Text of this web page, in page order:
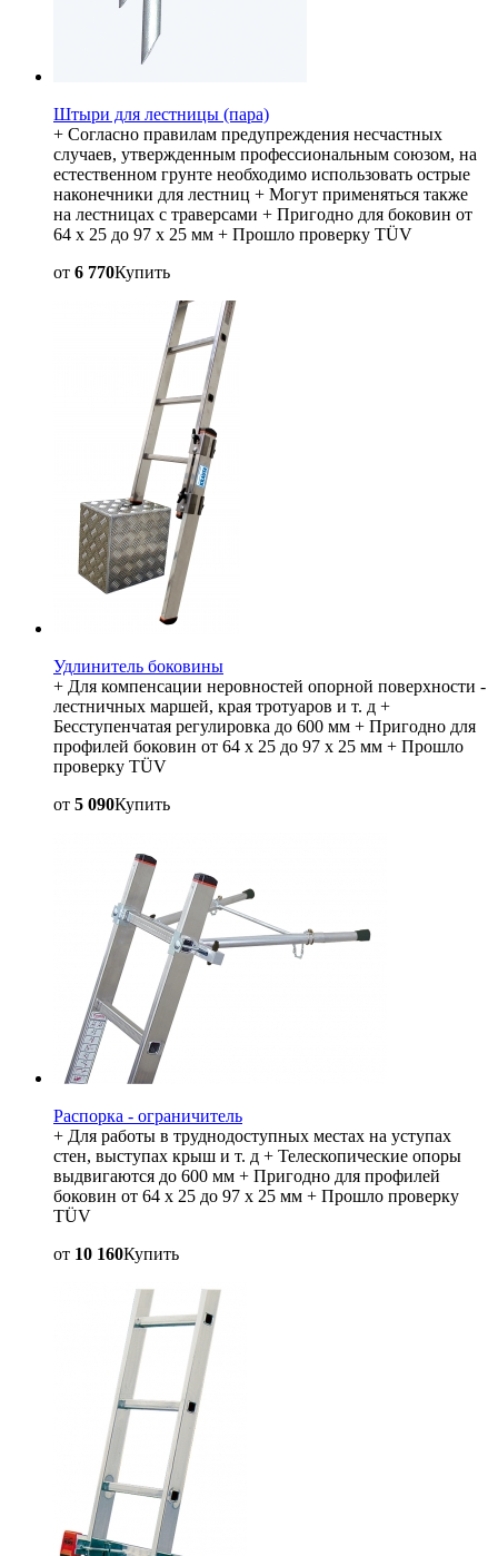
Штыри для лестницы (пара)
+ Согласно правилам предупреждения несчастных
случаев, утвержденным профессиональным союзом, на
естественном грунте необходимо использовать острые
наконечники для лестниц + Могут применяться также
на лестницах с траверсами + Пригодно для боковин от
64 x 25 до 97 x 25 мм + Прошло проверку TÜV
от 6 770Купить
Удлинитель боковины
+ Для компенсации неровностей опорной поверхности -
лестничных маршей, края тротуаров и т. д +
Бесступенчатая регулировка до 600 мм + Пригодно для
профилей боковин от 64 x 25 до 97 x 25 мм + Прошло
проверку TÜV
от 5 090Купить
Распорка - ограничитель
+ Для работы в труднодоступных местах на уступах
стен, выступах крыш и т. д + Телескопические опоры
выдвигаются до 600 мм + Пригодно для профилей
боковин от 64 x 25 до 97 x 25 мм + Прошло проверку
TÜV
от 10 160Купить